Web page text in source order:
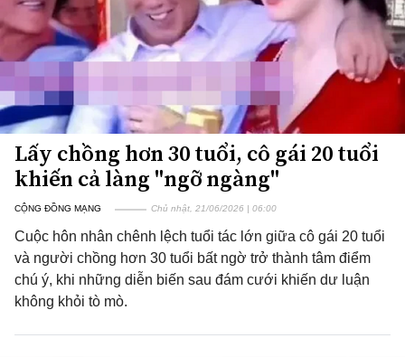
Lấy chồng hơn 30 tuổi, cô gái 20 tuổi
khiến cả làng "ngỡ ngàng"
CỘNG ĐỒNG MẠNG Chủ nhật, 21/06/2026 | 06:00
Cuộc hôn nhân chênh lệch tuổi tác lớn giữa cô gái 20 tuổi
và người chồng hơn 30 tuổi bất ngờ trở thành tâm điểm
chú ý, khi những diễn biến sau đám cưới khiến dư luận
không khỏi tò mò.